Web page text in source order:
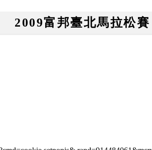
2009富邦臺北馬拉松賽